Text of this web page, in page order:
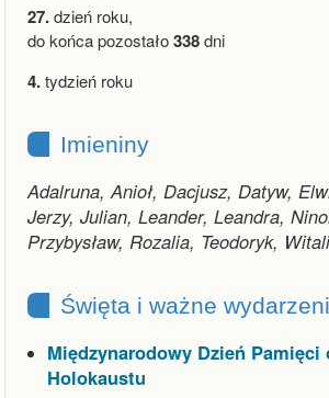
27.dzień roku,
do końca pozostało338dni
4.tydzień roku
Imieniny
Adalruna, Anioł, Dacjusz, Datyw,
Jerzy, Julian, Leander, Leandra,
Przybysław, Rozalia, Teodoryk,
Święta i ważne
Międzynarodowy Dzień Pamięci
Holokaustu